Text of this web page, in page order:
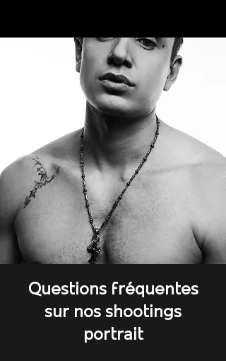
Questions fréquentes
sur nos shootings
portrait